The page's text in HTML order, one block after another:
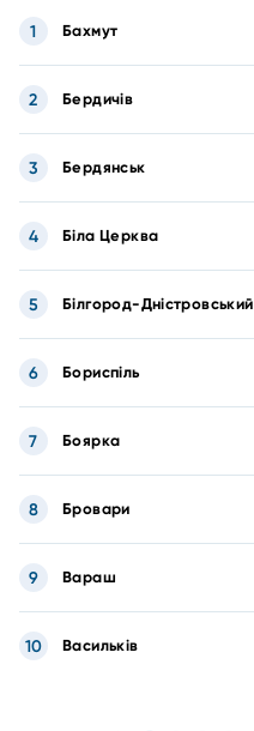
Бахмут
1
Бердичів
2
Бердянськ
3
Біла Церква
4
Білгород-Дністровський
5
Бориспіль
6
Боярка
7
Бровари
8
Вараш
9
Васильків
10